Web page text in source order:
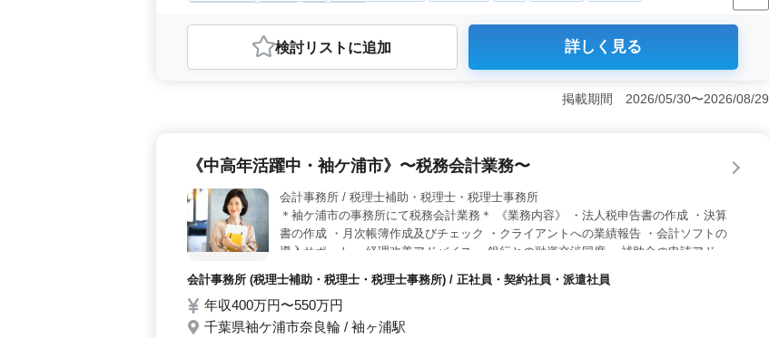
おすすめポイント
＜業務内容＞ 税理士事務所での経験者を求める税理士補助のポジションです。会計事務、経理
関連業務なども含まれます。 ＜必要な資格と経験＞ 普通自動車免許と日商簿記3級以上の
す。時給は1000〜1300円で、福利厚生も整っています。
検討リスト に追加 詳しく見る
掲載期間 2026/05/30〜2026/08/29
《中高年活躍中・袖ケ浦市》〜税務会計業務〜
会計事務所 / 税理士補助・税理士・税理士事務所
＊袖ケ浦市の事務所にて税務会計業務＊ 《業務内容》 ・法人税申告書の作成 ・決算
書の作成 ・月次帳簿作成及びチェック ・クライアントへの業績報告 ・会計ソフトの
導入サポート ・経理改善アドバイス ・銀行との融資交渉同席 ・補助金の申請アドバ
イス ・経営計画の策定 ・経営会議への同席 ・個人確定申告書の作成 ・年末調整 備考
週休2日制 交通費実費支給 駅チカ 会計ソフト：TKCメイン・エッサム お気軽にお問い
合わせ下さい☆
会計事務所 (税理士補助・税理士・税理士事務所) / 正社員・契約社員・派遣社員
年収400万円〜550万円
千葉県袖ケ浦市奈良輪 / 袖ヶ浦駅